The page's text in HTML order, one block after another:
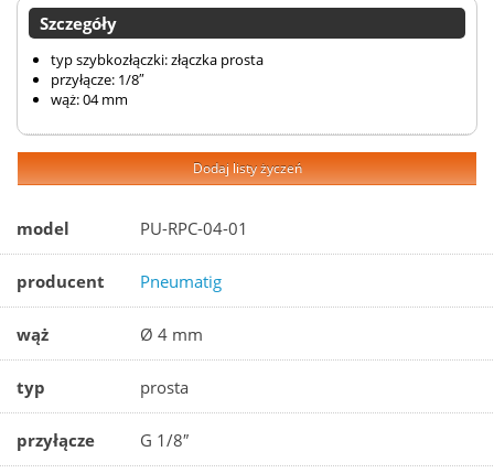
Szczegóły
typ szybkozłączki: złączka prosta
przyłącze: 1/8″
wąż: 04 mm
Dodaj listy życzeń
model PU-RPC-04-01
producent Pneumatig
wąż Ø 4 mm
typ prosta
przyłącze G 1/8″